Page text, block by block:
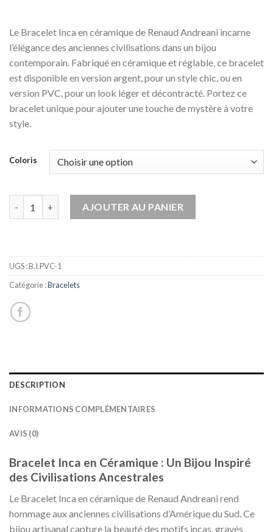
Le Bracelet Inca en céramique de Renaud Andreani incarne
l’élégance des anciennes civilisations dans un bijou
contemporain. Fabriqué en céramique et réglable, ce bracelet
est disponible en version argent, pour un style chic, ou en
version PVC, pour un look léger et décontracté. Portez ce
bracelet unique pour ajouter une touche de mystère à votre
style.
Coloris
AJOUTER AU PANIER
UGS :B.I.PVC-1
Catégorie :Bracelets
DESCRIPTION
INFORMATIONS COMPLÉMENTAIRES
AVIS (0)
Bracelet Inca en Céramique : Un Bijou Inspiré
des Civilisations Ancestrales
Le Bracelet Inca en céramique de Renaud Andreani rend
hommage aux anciennes civilisations d’Amérique du Sud. Ce
bijou artisanal capture la beauté des motifs incas, gravés